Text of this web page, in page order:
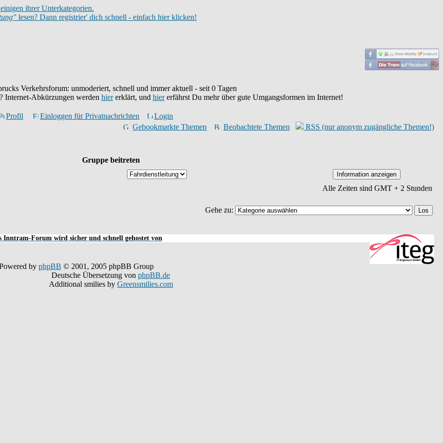
ihrer Unterkategorien.
lesen? Dann registrier' dich schnell - einfach hier klicken!
Verkehrsforum: unmoderiert, schnell und immer aktuell - seit 0 Tagen
Internet-Abkürzungen werden hiererklärt, und hiererfährst Du mehr über gute Umgangsformen im Internet!
Profil Einloggen für Privatnachrichten
Login
Gebookmarkte Themen
Beobachtete Themen RSS (nur anonym zugängliche Themen!)
Gruppe beitreten
Alle Zeiten sind GMT + 2 Stunden
Gehe zu:
Inntram-Forum wird sicher und schnell gehostet von
by phpBB © 2001, 2005 phpBB Group
Deutsche Übersetzung von phpBB.de
Additional smilies by Greensmilies.com